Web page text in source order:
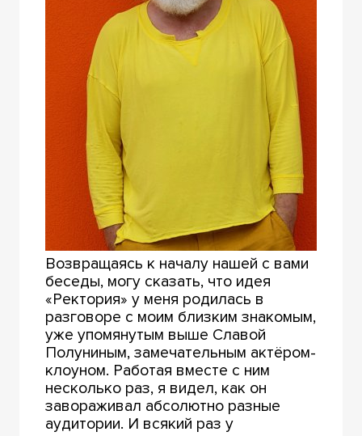
Возвращаясь к началу нашей с вами
беседы, могу сказать, что идея
«Ректория» у меня родилась в
разговоре с моим близким знакомым,
уже упомянутым выше Славой
Полуниным, замечательным актёром-
клоуном. Работая вместе с ним
несколько раз, я видел, как он
завораживал абсолютно разные
аудитории. И всякий раз у